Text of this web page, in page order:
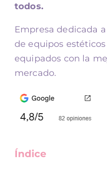
todos.
Empresa dedicada
de equipos
equipados con la
mercado.
Índice